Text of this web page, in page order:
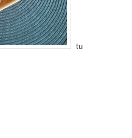
tu